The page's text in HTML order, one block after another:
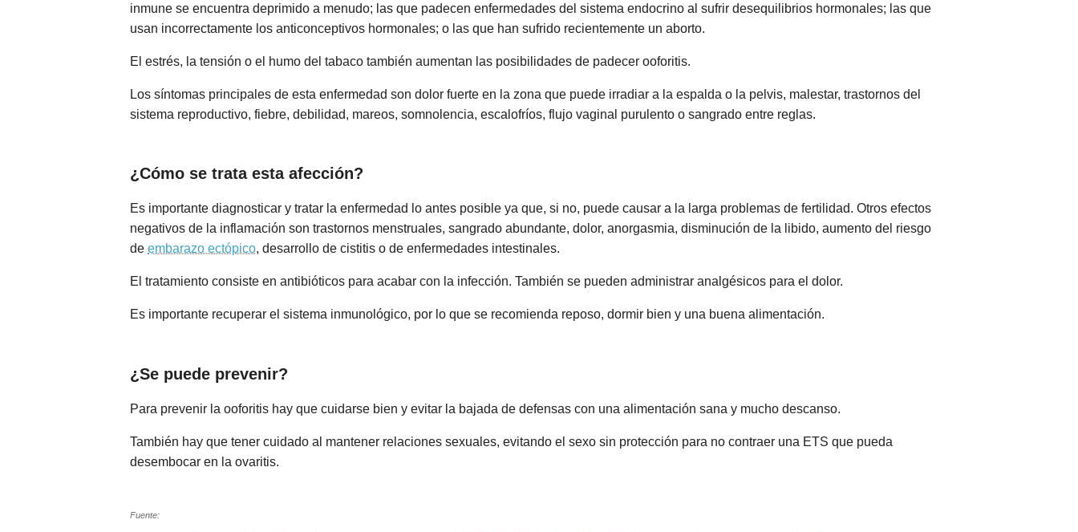
inmune se encuentra deprimido a menudo; las que padecen enfermedades del sistema endocrino al sufrir desequilibrios hormonales; las que
usan incorrectamente los anticonceptivos hormonales; o las que han sufrido recientemente un aborto.
El estrés, la tensión o el humo del tabaco también aumentan las posibilidades de padecer ooforitis.
Los síntomas principales de esta enfermedad son dolor fuerte en la zona que puede irradiar a la espalda o la pelvis, malestar, trastornos del
sistema reproductivo, fiebre, debilidad, mareos, somnolencia, escalofríos, flujo vaginal purulento o sangrado entre reglas.
¿Cómo se trata esta afección?
Es importante diagnosticar y tratar la enfermedad lo antes posible ya que, si no, puede causar a la larga problemas de fertilidad. Otros efectos
negativos de la inflamación son trastornos menstruales, sangrado abundante, dolor, anorgasmia, disminución de la libido, aumento del riesgo
de embarazo ectópico, desarrollo de cistitis o de enfermedades intestinales.
El tratamiento consiste en antibióticos para acabar con la infección. También se pueden administrar analgésicos para el dolor.
Es importante recuperar el sistema inmunológico, por lo que se recomienda reposo, dormir bien y una buena alimentación.
¿Se puede prevenir?
Para prevenir la ooforitis hay que cuidarse bien y evitar la bajada de defensas con una alimentación sana y mucho descanso.
También hay que tener cuidado al mantener relaciones sexuales, evitando el sexo sin protección para no contraer una ETS que pueda
desembocar en la ovaritis.
Fuente: